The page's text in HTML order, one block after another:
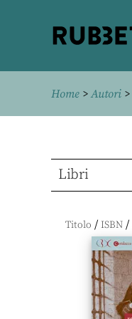
Home >Autori >
Libri
Titolo / ISBN /